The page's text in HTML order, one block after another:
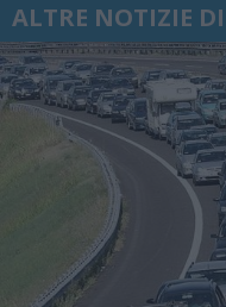
ALTRE NOTIZIE